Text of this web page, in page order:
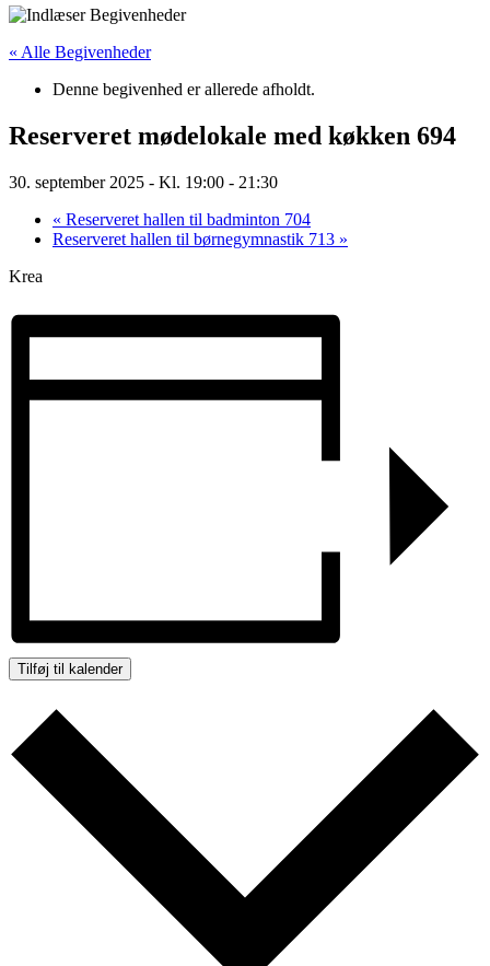
« Alle Begivenheder
Denne begivenhed er allerede afholdt.
Reserveret mødelokale med køkken 694
30. september 2025 - Kl. 19:00 - 21:30
« Reserveret hallen til badminton 704
Reserveret hallen til børnegymnastik 713 »
Krea
Tilføj til kalender